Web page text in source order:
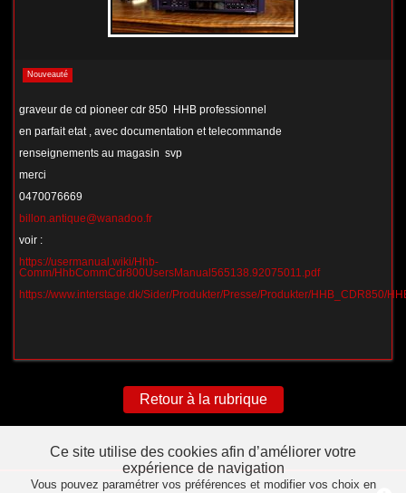
Nouveauté
graveur de cd pioneer cdr 850 HHB professionnel
en parfait etat , avec documentation et telecommande
renseignements au magasin svp
merci
0470076669
billon.antique@wanadoo.fr
voir :
https://usermanual.wiki/Hhb-
Comm/HhbCommCdr800UsersManual565138.92075011.pdf
https://www.interstage.dk/Sider/Produkter/Presse/Produkter/HHB_CDR850/
Retour à la rubrique
Ce site utilise des cookies afin d’améliorer votre
expérience de navigation
Vous pouvez paramétrer vos préférences et modifier vos choix en